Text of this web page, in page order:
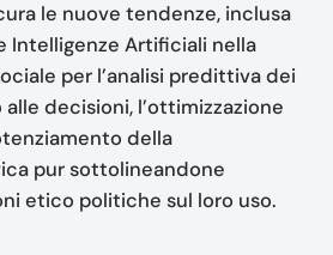
le nuove tendenze, inclusa
Intelligenze Artificiali nella
per l’analisi predittiva dei
decisioni, l’ottimizzazione
della
pur sottolineandone
etico politiche sul loro uso.